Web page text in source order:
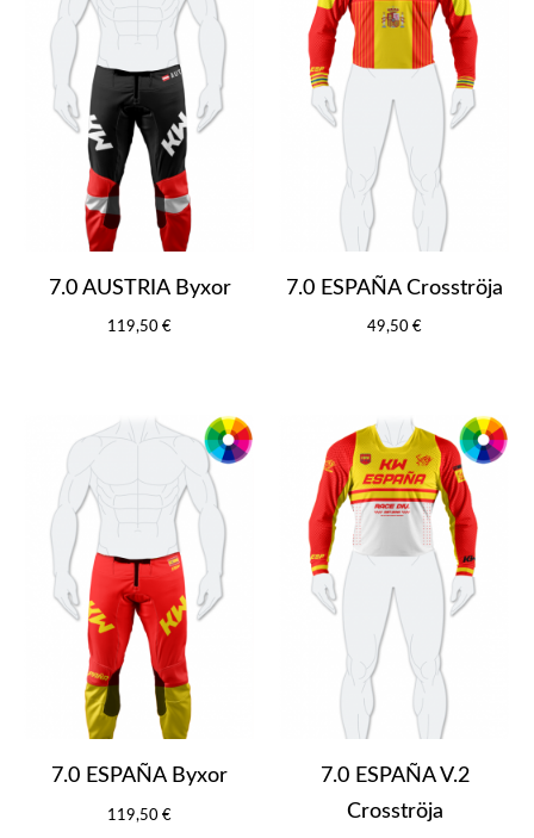
7.0 AUSTRIA Byxor
119,50 €
7.0 ESPAÑA Crosströja
49,50 €
7.0 ESPAÑA Byxor
119,50 €
7.0 ESPAÑA V.2
Crosströja